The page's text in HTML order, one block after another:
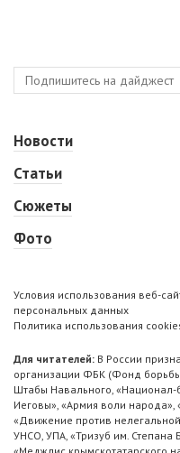
Новости
Статьи
Сюжеты
Фото
Условия использования веб-
персональных данных
Политика использования
Для читателей: В России
организации ФБК (Фонд
Штабы Навального, «Национал-
Иеговы», «Армия воли
«Движение против
УНСО, УПА, «Тризуб им.